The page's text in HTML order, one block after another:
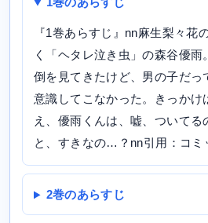
『1巻あらすじ』nn麻生梨々花
く「ヘタレ泣き虫」の森谷優
倒を見てきたけど、男の子だっ
意識してこなかった。きっか
え、優雨くんは、嘘、ついて
と、すきなの…？nn引用：コミ
2巻のあらすじ